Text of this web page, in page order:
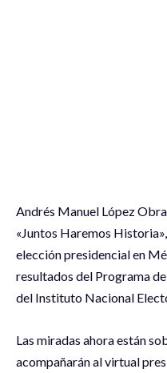
Andrés Manuel López
«Juntos Haremos
elección presidencial en
resultados del Programa
del Instituto Nacional
Las miradas ahora están
acompañarán al virtual